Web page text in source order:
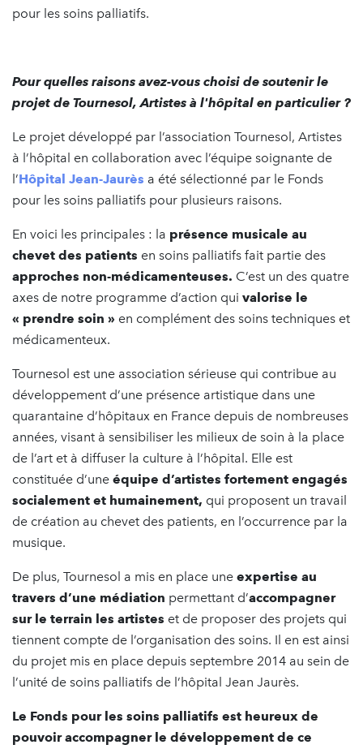
pour les soins palliatifs.
Pour quelles raisons avez-vous choisi de soutenir le
projet de Tournesol, Artistes à l'hôpital en particulier ?
Le projet développé par l’association Tournesol, Artistes
à l’hôpital en collaboration avec l’équipe soignante de
l’Hôpital Jean-Jaurès a été sélectionné par le Fonds
pour les soins palliatifs pour plusieurs raisons.
En voici les principales : la présence musicale au
chevet des patients en soins palliatifs fait partie des
approches non-médicamenteuses. C’est un des quatre
axes de notre programme d’action qui valorise le
« prendre soin » en complément des soins techniques et
médicamenteux.
Tournesol est une association sérieuse qui contribue au
développement d’une présence artistique dans une
quarantaine d’hôpitaux en France depuis de nombreuses
années, visant à sensibiliser les milieux de soin à la place
de l’art et à diffuser la culture à l’hôpital. Elle est
constituée d’une équipe d’artistes fortement engagés
socialement et humainement, qui proposent un travail
de création au chevet des patients, en l’occurrence par la
musique.
De plus, Tournesol a mis en place une expertise au
travers d’une médiation permettant d’accompagner
sur le terrain les artistes et de proposer des projets qui
tiennent compte de l’organisation des soins. Il en est ainsi
du projet mis en place depuis septembre 2014 au sein de
l’unité de soins palliatifs de l’hôpital Jean Jaurès.
Le Fonds pour les soins palliatifs est heureux de
pouvoir accompagner le développement de ce